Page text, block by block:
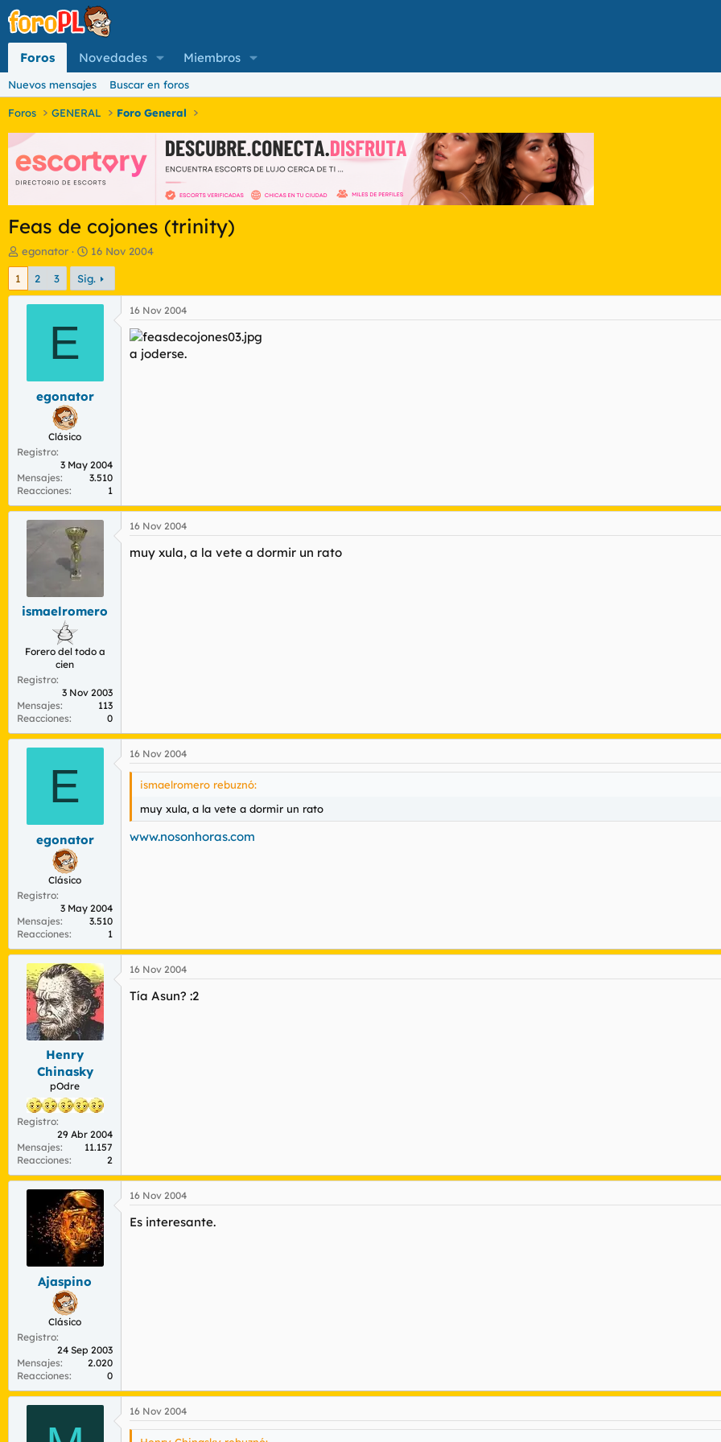
Foros Novedades Miembros
Nuevos mensajes Buscar en foros
Foros GENERAL Foro General
Feas de cojones (trinity)
I
n
c
d
m
egonator
F
e
c
h
a
i
c
16 Nov 2004
1 2 3 Sig.
E
egonator
Clásico
Registro
3 May 2004
Mensajes
3.510
Reacciones
1
16 Nov 2004
a joderse.
ismaelromero
Forero del todo a
cien
Registro
3 Nov 2003
Mensajes
113
Reacciones
0
16 Nov 2004
muy xula, a la vete a dormir un rato
E
egonator
Clásico
Registro
3 May 2004
Mensajes
3.510
Reacciones
1
16 Nov 2004
ismaelromero rebuznó:
muy xula, a la vete a dormir un rato
www.nosonhoras.com
Henry
Chinasky
pOdre
Registro
29 Abr 2004
Mensajes
11.157
Reacciones
2
16 Nov 2004
Tía Asun? :2
Ajaspino
Clásico
Registro
24 Sep 2003
Mensajes
2.020
Reacciones
0
16 Nov 2004
Es interesante.
16 Nov 2004